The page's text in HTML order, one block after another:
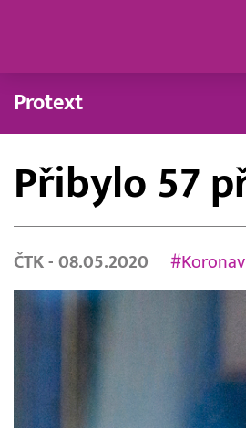
Protext
Přibylo 57
ČTK - 08.05.2020